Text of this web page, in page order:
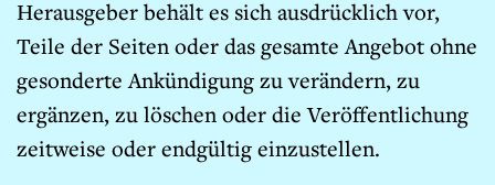
Herausgeber behält es sich ausdrücklich vor,
Teile der Seiten oder das gesamte Angebot ohne
gesonderte Ankündigung zu verändern, zu
ergänzen, zu löschen oder die Veröffentlichung
zeitweise oder endgültig einzustellen.